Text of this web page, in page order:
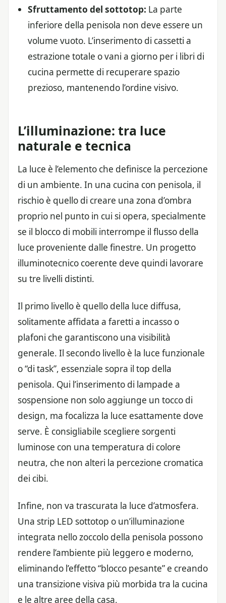
Sfruttamento del sottotop: La parte
inferiore della penisola non deve essere un
volume vuoto. L’inserimento di cassetti a
estrazione totale o vani a giorno per i libri di
cucina permette di recuperare spazio
prezioso, mantenendo l’ordine visivo.
L’illuminazione: tra luce
naturale e tecnica
La luce è l’elemento che definisce la percezione
di un ambiente. In una cucina con penisola, il
rischio è quello di creare una zona d’ombra
proprio nel punto in cui si opera, specialmente
se il blocco di mobili interrompe il flusso della
luce proveniente dalle finestre. Un progetto
illuminotecnico coerente deve quindi lavorare
su tre livelli distinti.
Il primo livello è quello della luce diffusa,
solitamente affidata a faretti a incasso o
plafoni che garantiscono una visibilità
generale. Il secondo livello è la luce funzionale
o “di task”, essenziale sopra il top della
penisola. Qui l’inserimento di lampade a
sospensione non solo aggiunge un tocco di
design, ma focalizza la luce esattamente dove
serve. È consigliabile scegliere sorgenti
luminose con una temperatura di colore
neutra, che non alteri la percezione cromatica
dei cibi.
Infine, non va trascurata la luce d’atmosfera.
Una strip LED sottotop o un’illuminazione
integrata nello zoccolo della penisola possono
rendere l’ambiente più leggero e moderno,
eliminando l’effetto “blocco pesante” e creando
una transizione visiva più morbida tra la cucina
e le altre aree della casa.